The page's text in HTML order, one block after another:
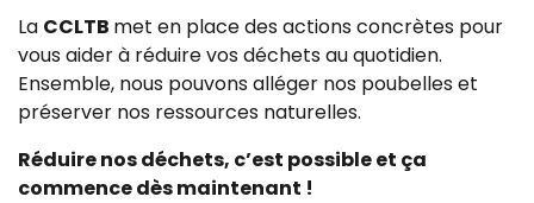
La CCLTB met en place des actions concrètes pour
vous aider à réduire vos déchets au quotidien.
Ensemble, nous pouvons alléger nos poubelles et
préserver nos ressources naturelles.
Réduire nos déchets, c’est possible et ça
commence dès maintenant !